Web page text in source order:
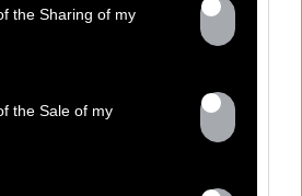
the Sharing of my
the Sale of my